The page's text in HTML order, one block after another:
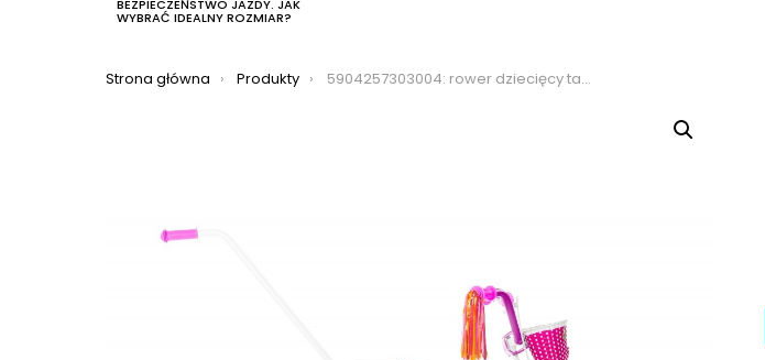
BEZPIECZEŃSTWO JAZDY. JAK
WYBRAĆ IDEALNY ROZMIAR?
Jesteś tutaj:
Strona główna Produkty 5904257303004: rower dziecięcy tabou mini alu 16 2022, kolor różowo-fioletowy